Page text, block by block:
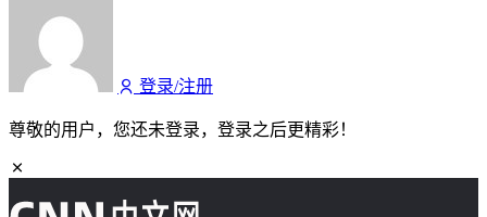
登录/注册
尊敬的用户，您还未登录，登录之后更精彩！